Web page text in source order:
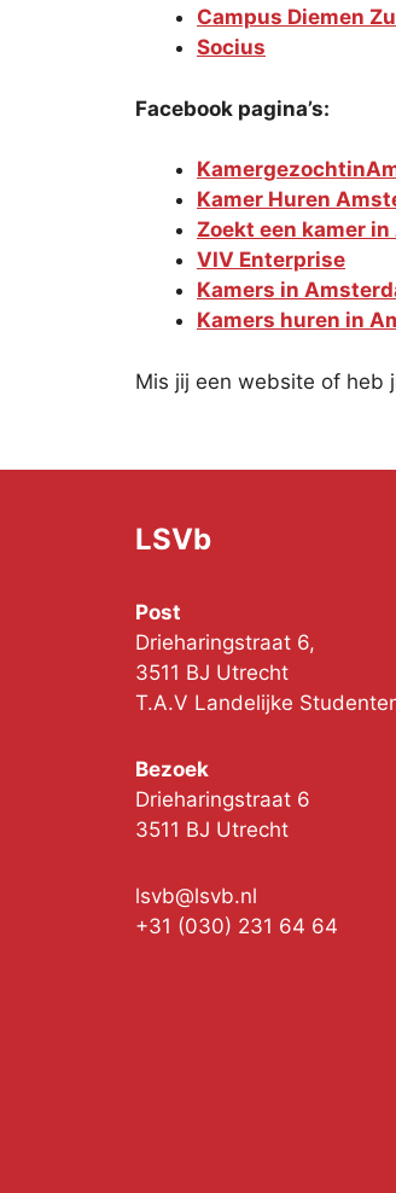
Campus Diemen
Socius
Facebook pagina’s:
Kamer Huren
Zoekt een kamer
VIV Enterprise
Kamers in
Kamers huren in
Mis jij een website of heb
LSVb
Post
Drieharingstraat 6,
3511 BJ Utrecht
T.A.V Landelijke
Bezoek
Drieharingstraat 6
3511 BJ Utrecht
lsvb@lsvb.nl
+31 (030) 231 64 64